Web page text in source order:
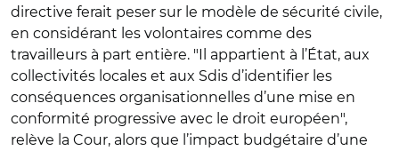
directive ferait peser sur le modèle de sécurité civile,
en considérant les volontaires comme des
travailleurs à part entière. "Il appartient à l’État, aux
collectivités locales et aux Sdis d’identifier les
conséquences organisationnelles d’une mise en
conformité progressive avec le droit européen",
relève la Cour, alors que l’impact budgétaire d’une